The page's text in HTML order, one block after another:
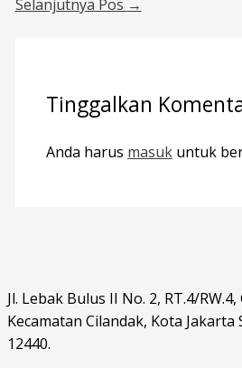
Selanjutnya Pos →
Tinggalkan
Anda harus masukuntuk
Jl. Lebak Bulus II No. 2, RT.4/
Kecamatan Cilandak, Kota Jakarta
12440.